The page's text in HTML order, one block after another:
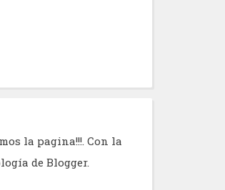
la pagina!!!. Con la
de Blogger.